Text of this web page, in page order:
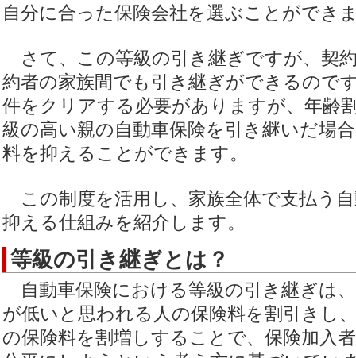
自分に合った保険会社を選ぶことができ
さて、この等級の引き継ぎですが、契
約者の家族間でも引き継ぎができるので
件をクリアする必要がありますが、年齢
級の高い親の自動車保険を引き継いだ場
料を抑えることができます。
この制度を活用し、家族全体で支払う
抑える仕組みを紹介します。
等級の引き継ぎとは？
自動車保険における等級の引き継ぎは
が低いと思われる人の保険料を割引きし
の保険料を割増しすることで、保険加入